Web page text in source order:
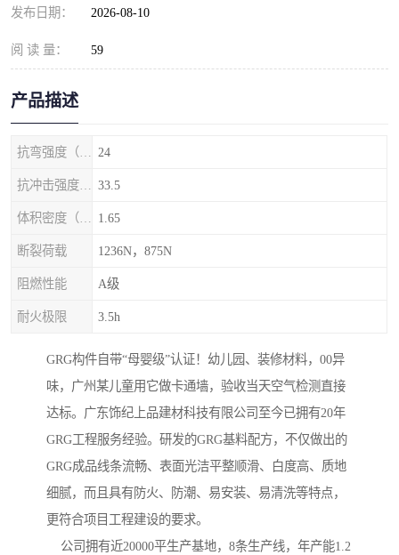
发布日期： 2026-08-10
阅 读 量： 59
产品描述
24
33.5
1.65
断裂荷载 1236N，875N
阻燃性能 A级
耐火极限 3.5h
GRG构件自带“母婴级”认证！幼儿园、装修材料，00异
味，广州某儿童用它做卡通墙，验收当天空气检测直接
达标。广东饰纪上品建材科技有限公司至今已拥有20年
GRG工程服务经验。研发的GRG基料配方，不仅做出的
GRG成品线条流畅、表面光洁平整顺滑、白度高、质地
细腻，而且具有防火、防潮、易安装、易清洗等特点，
更符合项目工程建设的要求。
公司拥有近20000平生产基地，8条生产线，年产能1.2